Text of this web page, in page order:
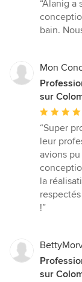
:
5
5
“Alanig a
bain.
Mon
sur
Note
moyenne
:
5
étoiles
sur
5
“Super
leur
avions
la
!”
sur